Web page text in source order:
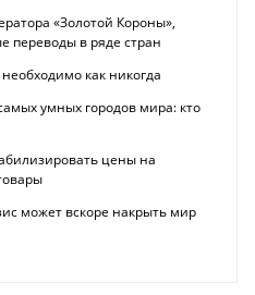
«Золотой Короны»,
переводы в ряде стран
как никогда
умных городов мира: кто
цены на
может вскоре накрыть мир